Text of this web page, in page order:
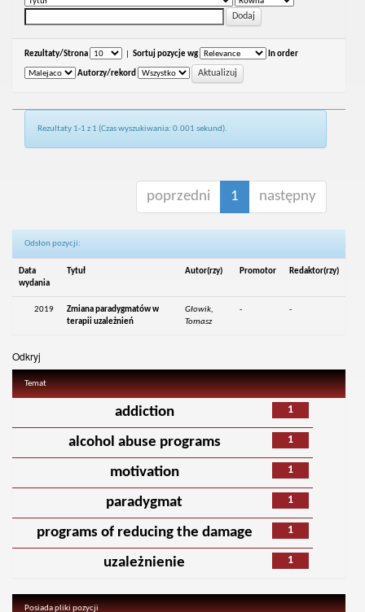
Rezultaty/Strona Sortuj pozycje wg In order
Autorzy/rekord
Rezultaty 1-1 z 1 (Czas wyszukiwania: 0.001 sekund).
poprzedni 1 następny
Odsłon pozycji:
Data
wydania
Tytuł Autor(rzy) Promotor Redaktor(rzy)
2019
Zmiana paradygmatów w
terapii uzależnień
Głowik,
Tomasz
- -
Odkryj
Temat
1
addiction
1
alcohol abuse programs
1
motivation
1
paradygmat
1
programs of reducing the damage
1
uzależnienie
Posiada pliki pozycji